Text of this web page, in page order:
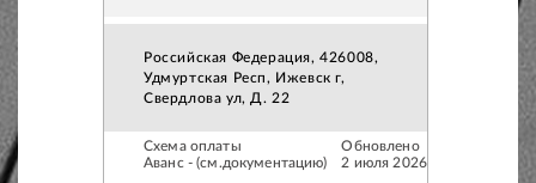
Российская Федерация, 426008,
Удмуртская Респ, Ижевск г,
Свердлова ул, Д. 22
Схема оплаты
Аванс - (см.документацию)
Обновлено
2 июля 2026